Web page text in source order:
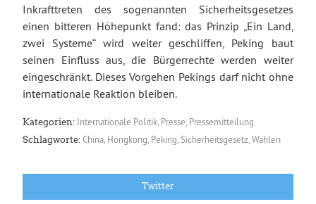
Inkrafttreten des sogenannten Sicherheitsgesetzes
einen bitteren Höhepunkt fand: das Prinzip „Ein Land,
zwei Systeme“ wird weiter geschliffen, Peking baut
seinen Einfluss aus, die Bürgerrechte werden weiter
eingeschränkt. Dieses Vorgehen Pekings darf nicht ohne
internationale Reaktion bleiben.
Kategorien: Internationale Politik Presse Pressemitteilung
Schlagworte: China, Hongkong, Peking, Sicherheitsgesetz,Wahlen
Twitter